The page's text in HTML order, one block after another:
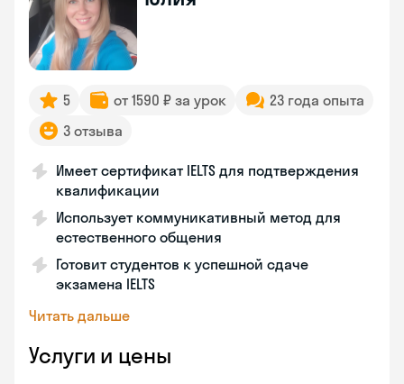
5 от 1590 ₽ за урок
23 года опыта
3 отзыва
Имеет сертификат IELTS для подтверждения
квалификации
Использует коммуникативный метод для
естественного общения
Готовит студентов к успешной сдаче
экзамена IELTS
Читать дальше
Услуги и цены